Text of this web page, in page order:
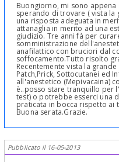
Buongiorno, mi sono
sperando di trovare ( vista la
una risposta adeguata in
attanaglia in merito ad una
giudizio. Tre anni fà per
somministrazione
anafilattico con bruciori dal
soffocamento.Tutto risolto
Recentemente vista la
Patch,Prick, Sottocutanei ed
all'anestetico (Mepivacaina)
è..posso stare tranquillo per
test) o potrebbe esserci una
praticata in bocca rispetto ai
Buona serata.Grazie.
Pubblicato il 16-05-2013